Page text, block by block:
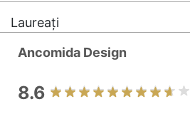
Laureați
Ancomida Design
8.6